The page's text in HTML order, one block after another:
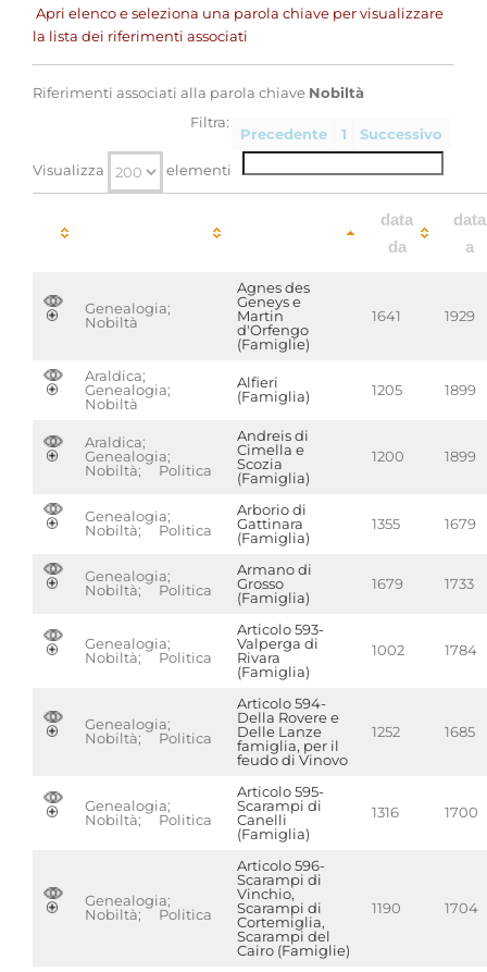
Apri elenco e seleziona una parola chiave per visualizzare
la lista dei riferimenti associati
Riferimenti associati alla parola chiave Nobiltà
Precedente 1 Successivo
Visualizza elementi
Filtra:
data
da
data
a
Genealogia;
Nobiltà
Agnes des
Geneys e
Martin
d'Orfengo
(Famiglie)
1641 1929
Araldica;
Genealogia;
Nobiltà
Alfieri
(Famiglia)
1205 1899
Araldica;
Genealogia;
Nobiltà; Politica
Andreis di
Cimella e
Scozia
(Famiglia)
1200 1899
Genealogia;
Nobiltà; Politica
Arborio di
Gattinara
(Famiglia)
1355 1679
Genealogia;
Nobiltà; Politica
Armano di
Grosso
(Famiglia)
1679 1733
Genealogia;
Nobiltà; Politica
Articolo 593-
Valperga di
Rivara
(Famiglia)
1002 1784
Genealogia;
Nobiltà; Politica
Articolo 594-
Della Rovere e
Delle Lanze
famiglia, per il
feudo di Vinovo
1252 1685
Genealogia;
Nobiltà; Politica
Articolo 595-
Scarampi di
Canelli
(Famiglia)
1316 1700
Genealogia;
Nobiltà; Politica
Articolo 596-
Scarampi di
Vinchio,
Scarampi di
Cortemiglia,
Scarampi del
Cairo (Famiglie)
1190 1704